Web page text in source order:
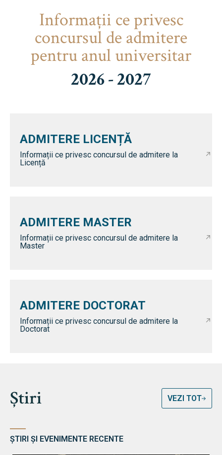
Informaţii ce privesc
concursul de admitere
pentru anul universitar
2026 - 2027
ADMITERE LICENȚĂ
Informații ce privesc concursul de admitere la
Licență
ADMITERE MASTER
Informații ce privesc concursul de admitere la
Master
ADMITERE DOCTORAT
Informații ce privesc concursul de admitere la
Doctorat
Știri VEZI TOT
ȘTIRI ȘI EVENIMENTE RECENTE